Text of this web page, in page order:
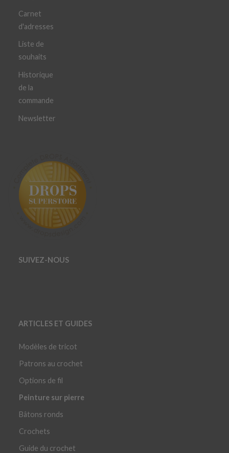
Carnet
d'adresses
Liste de
souhaits
Historique
de la
commande
Newsletter
SUIVEZ-NOUS
ARTICLES ET GUIDES
Modèles de tricot
Patrons au crochet
Options de fil
Peinture sur pierre
Bâtons ronds
Crochets
Guide du crochet